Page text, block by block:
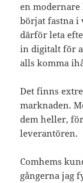
en modernare
börjat fastna i
därför leta
in digitalt för
alls komma
Det finns
marknaden.
dem heller,
leverantören.
Comhems
gångerna jag